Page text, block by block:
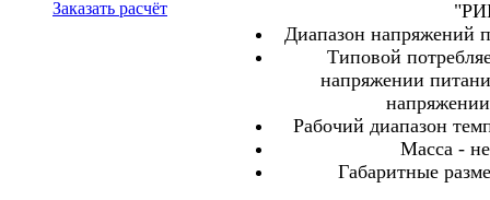
Заказать расчёт
Диапазон напряжений
Типовой
напряжении
Рабочий диапазон
Масса -
Габаритные